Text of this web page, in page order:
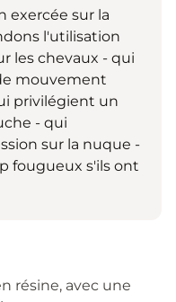
exercée sur la
l'utilisation
les chevaux - qui
mouvement
privilégient un
- qui
sur la nuque -
fougueux s'ils ont
résine, avec une